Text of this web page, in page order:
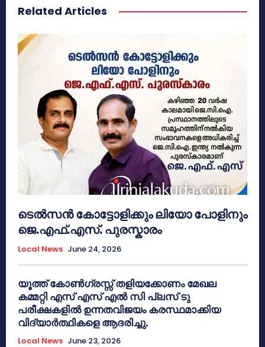
Related Articles
ടെൽസൻ കോട്ടോളിക്കും ലിയോ പോളിനും
ജെ.എഫ്.എസ്. പുരസ്കാരം
Local News June 24, 2026
യൂത്ത് കോൺഗ്രസ്സ് തളിയക്കോണം മേഖല
കമ്മറ്റി എസ് എസ് എൽ സി പ്ലസ് ടു
പരീക്ഷകളിൽ ഉന്നതവിജയം കരസ്ഥമാക്കിയ
വിദ്യാർത്ഥികളെ ആദരിച്ചു.
Local News June 23, 2026